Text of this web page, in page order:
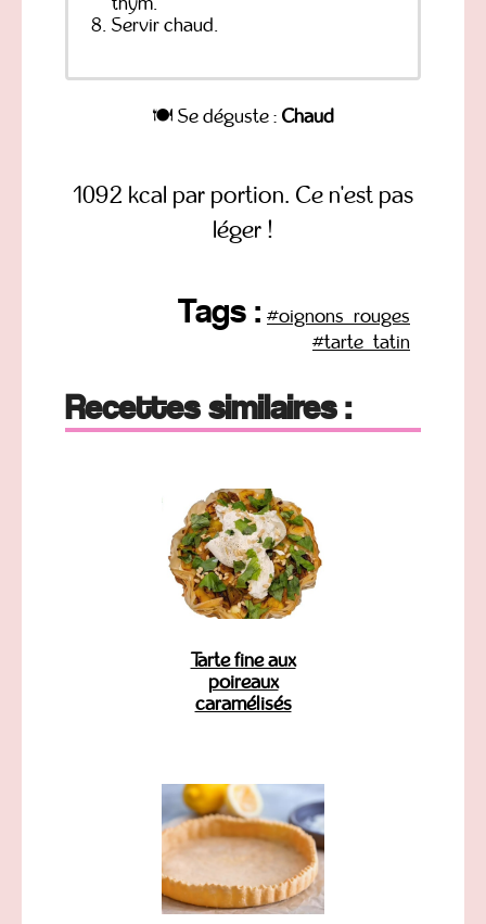
Servir chaud.
🍽️ Se déguste : Chaud
1092 kcal par portion. Ce n'est pas
léger !
Tags : #oignons_rouges
#tarte_tatin
Recettes similaires :
Tarte fine aux
poireaux
caramélisés